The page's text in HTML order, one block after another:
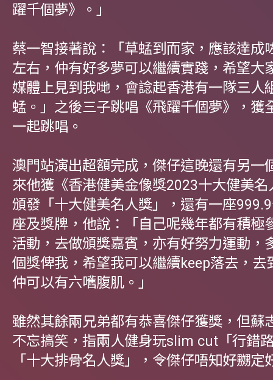
躍千個夢》。」
蔡一智接著說：「草蜢到而家，應該達成
左右，仲有好多夢可以繼續實踐，希望大
媒體上見到我哋，會諗起香港有一隊三人
蜢。」之後三子跳唱《飛躍千個夢》，獲
一起跳唱。
澳門站演出超額完成，傑仔這晚還有另一
來他獲《香港健美金像獎2023十大健美
頒發「十大健美名人獎」，還有一座
座及獎牌，他說：「自己呢幾年都有積極
活動，去做頒獎嘉賓，亦有好努力運動，
個獎俾我，希望我可以繼續keep落去，去
仲可以有六嚿腹肌。」
雖然其餘兩兄弟都有恭喜傑仔獲獎，但蘇
不忘搞笑，指兩人健身玩slim cut「行錯
「十大排骨名人獎」，令傑仔唔知好嬲定